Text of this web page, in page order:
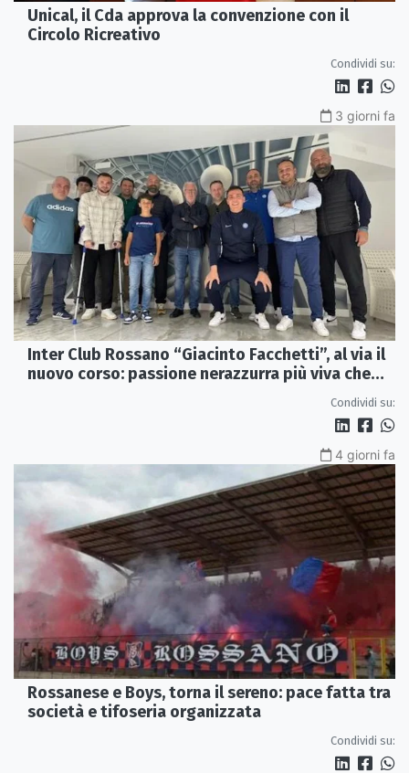
Unical, il Cda approva la convenzione con il
Circolo Ricreativo
Condividi su:
3 giorni fa
Inter Club Rossano “Giacinto Facchetti”, al via il
nuovo corso: passione nerazzurra più viva che
Condividi su:
4 giorni fa
Rossanese e Boys, torna il sereno: pace fatta tra
società e tifoseria organizzata
Condividi su: